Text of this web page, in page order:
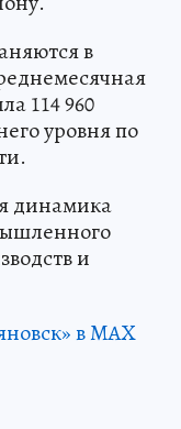
в
114 960
уровня по
динамика
и
в MAX